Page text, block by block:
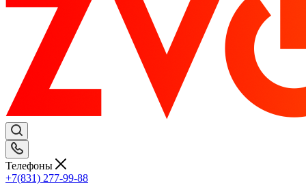
Телефоны
+7(831) 277-99-88